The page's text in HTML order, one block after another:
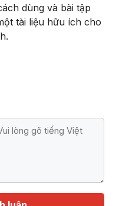
dùng và bài tập
tài liệu hữu ích cho